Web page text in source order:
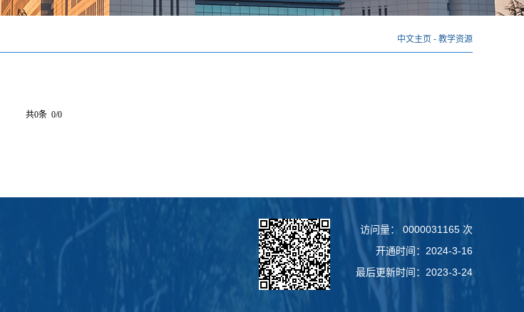
中文主页 - 教学资源
共0条 0/0
访问量： 0000031165 次
开通时间： 2024-3-16
最后更新时间： 2023-3-24